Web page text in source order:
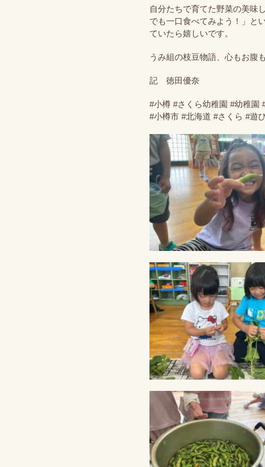
自分たちで育てた野菜の美味
でも一口食べてみよう！」と
ていたら嬉しいです。
うみ組の枝豆物語、心もお腹
記 徳田優奈
#小樽 #さくら幼稚園 #幼稚園
#小樽市 #北海道 #さくら #遊